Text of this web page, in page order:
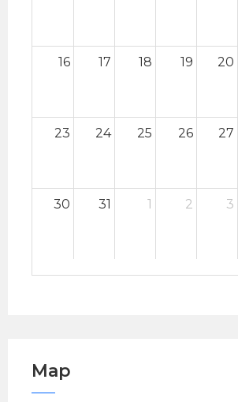
16 17 18 19 20
23 24 25 26 27
30 31 1 2 3
Map